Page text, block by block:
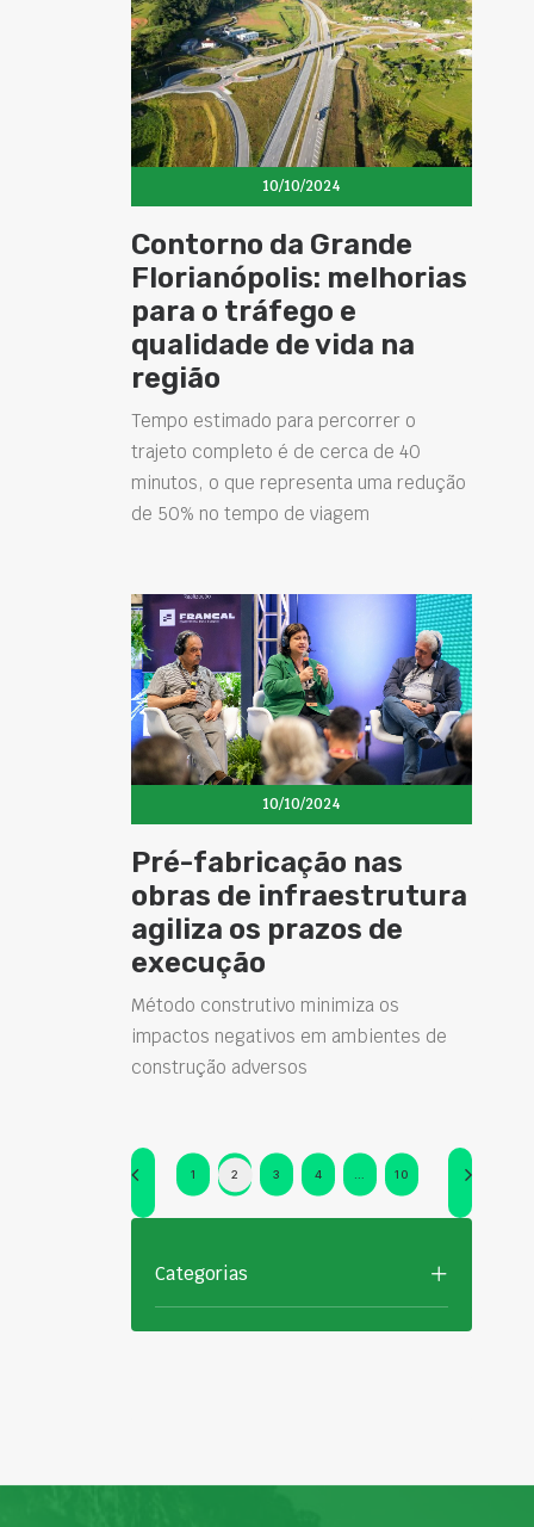
10/10/2024
Contorno da Grande
Florianópolis: melhorias
para o tráfego e
qualidade de vida na
região
Tempo estimado para percorrer o
trajeto completo é de cerca de 40
minutos, o que representa uma redução
de 50% no tempo de viagem
10/10/2024
Pré-fabricação nas
obras de infraestrutura
agiliza os prazos de
execução
Método construtivo minimiza os
impactos negativos em ambientes de
construção adversos
1 2 3 4 10
Categorias